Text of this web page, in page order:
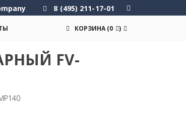
8 (495) 211-17-01
КОРЗИНА (0 )
FV-